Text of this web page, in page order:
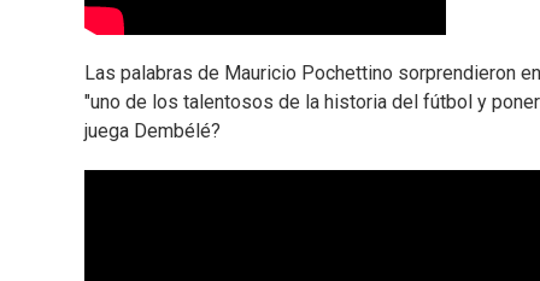
Las palabras de Mauricio Pochettino sorprendieron
"uno de los talentosos de la historia del fútbol y
juega Dembélé?